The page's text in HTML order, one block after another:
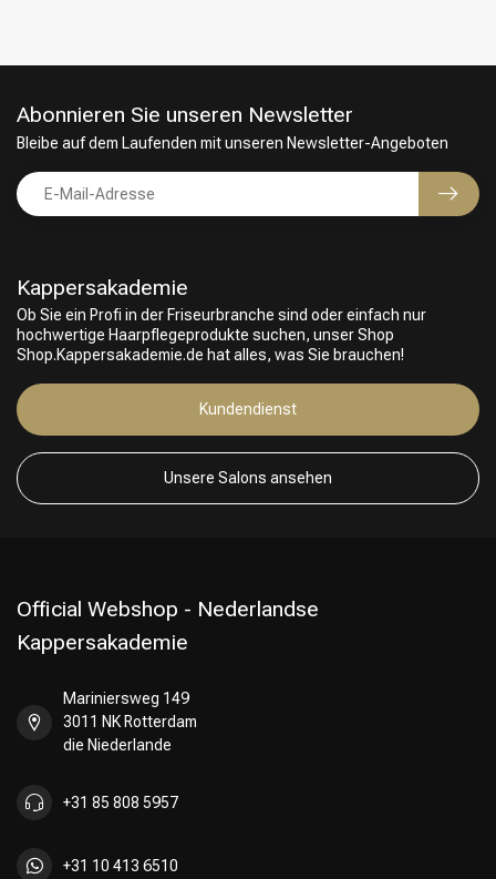
Kappersakademie
Ob Sie ein Profi in der Friseurbranche sind oder einfach nur
hochwertige Haarpflegeprodukte suchen, unser Shop
Shop.Kappersakademie.de hat alles, was Sie brauchen!
Kundendienst
Unsere Salons ansehen
Abonnieren Sie unseren Newsletter
Bleibe auf dem Laufenden mit unseren Newsletter-Angeboten
Official Webshop - Nederlandse
Kappersakademie
Mariniersweg 149
3011 NK Rotterdam
die Niederlande
+31 85 808 5957
+31 10 413 6510